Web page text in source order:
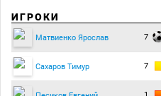
ИГРОКИ
Матвиенко Ярослав 7
Сахаров Тимур 7